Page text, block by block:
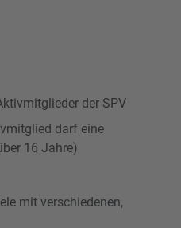
der SPV
darf eine
16 Jahre)
mit verschiedenen,